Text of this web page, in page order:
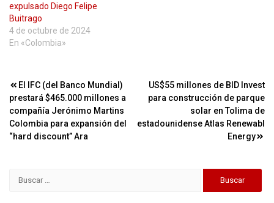
expulsado Diego Felipe
Buitrago
4 de octubre de 2024
En «Colombia»
Navegación
de
entradas
El IFC (del Banco Mundial)
prestará $465.000 millones a
compañía Jerónimo Martins
Colombia para expansión del
“hard discount” Ara
US$55 millones de BID Invest
para construcción de parque
solar en Tolima de
estadounidense Atlas Renewable
Energy